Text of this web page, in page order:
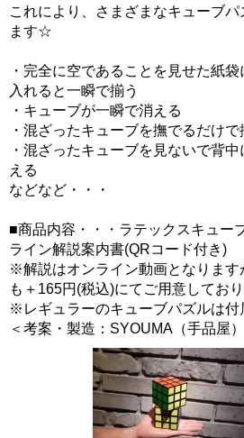
これにより、さまざまなキューブ
ます☆
・完全に空であることを見せた紙
入れると一瞬で揃う
・キューブが一瞬で消える
・混ざったキューブを撫でるだけで
・混ざったキューブを見ないで背
える
などなど・・・
■商品内容・・・ラテックスキュー
ライン解説案内書(QRコード付き)
※解説はオンライン動画となります
も＋165円(税込)にてご用意しており
※レギュラーのキューブパズルは付
＜考案・製造：SYOUMA（手品屋